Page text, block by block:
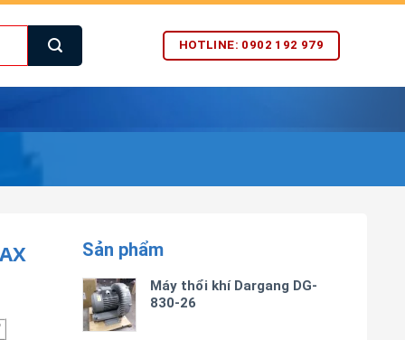
HOTLINE: 0902 192 979
Sản phẩm
Máy thổi khí Dargang DG-
830-26